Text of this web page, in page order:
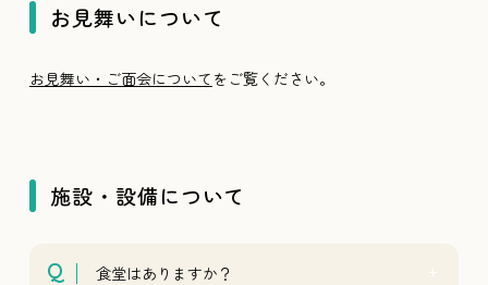
お見舞いについて
お見舞い・ご面会について をご覧ください。
施設・設備について
食堂はありますか？